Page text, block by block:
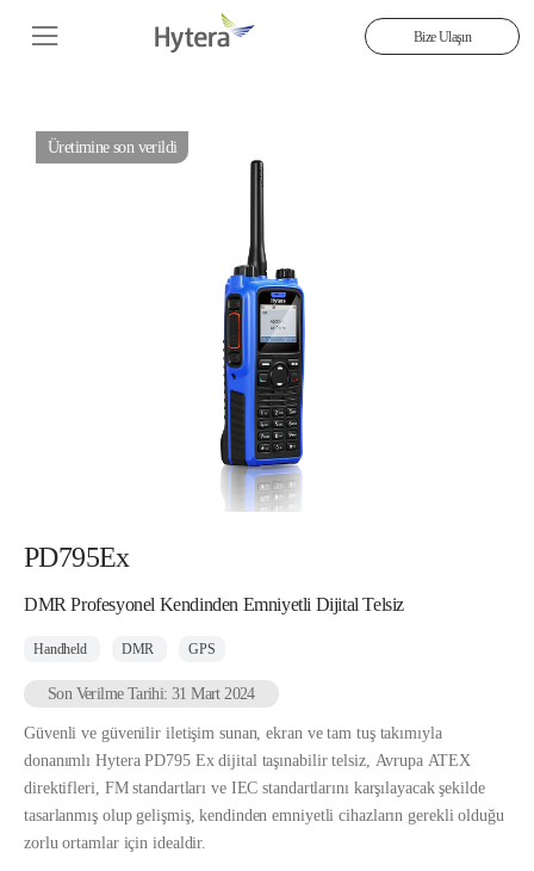
Bize Ulaşın
Üretimine son verildi
PD795Ex
DMR Profesyonel Kendinden Emniyetli Dijital Telsiz
Handheld DMR GPS
Son Verilme Tarihi: 31 Mart 2024
Güvenli ve güvenilir iletişim sunan, ekran ve tam tuş takımıyla
donanımlı Hytera PD795 Ex dijital taşınabilir telsiz, Avrupa ATEX
direktifleri, FM standartları ve IEC standartlarını karşılayacak şekilde
tasarlanmış olup gelişmiş, kendinden emniyetli cihazların gerekli olduğu
zorlu ortamlar için idealdir.